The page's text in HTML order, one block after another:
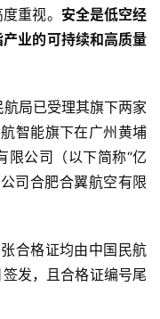
重视。 安全是低空经
业的可持续和高质量
局已受理其旗下两家
智能旗下在广州黄埔
限公司（以下简称“亿
司合肥合翼航空有限
合格证均由中国民航
发，且合格证编号尾